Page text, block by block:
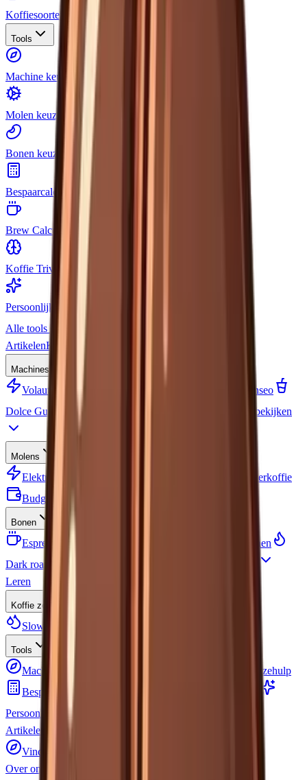
Koffiesoorten Van espresso tot cold brew
Tools
Machine keuzehulp
Molen keuzehulp
Bonen keuzehulp
Bespaarcalculator
Brew Calculator
Koffie Trivia
Persoonlijkheidstest
Alle tools bekijken
ArtikelenKoffiesoorten
Machines
Volautomaten
Senseo
Dolce Gusto
Filterkoffie Alle machines bekijken
Molens
Elektrisch
Voor filterkoffie
Budget
Bonen
Espressobonen
Filterkoffiebonen
Dark roast
Leren
Koffie zetten
Slow Coffee
Tools
Machine keuzehulp
Bonen keuzehulp
Bespaarcalculator
Persoonlijkheidstest
Artikelen
Vind je machine
Over ons